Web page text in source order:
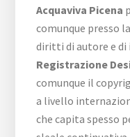
Acquaviva Picena
comunque presso
diritti di autore e di
Registrazione
comunque il
a livello
che capita spesso